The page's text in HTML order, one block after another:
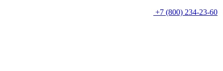
+7 (800) 234-23-60